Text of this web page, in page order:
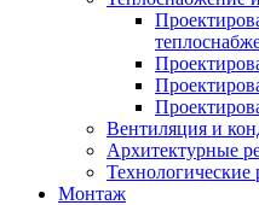
Вентиляция и
Архитектурные
Технологические
Монтаж